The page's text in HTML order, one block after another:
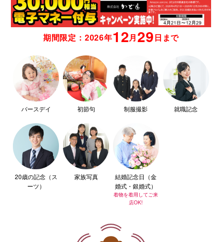
期間限定：2026年12月29日まで
バースデイ 初節句 制服撮影 就職記念
20歳の記念（ス
ーツ）
家族写真
結婚記念日（金
婚式・銀婚式）
着物を着用してご来
店OK!